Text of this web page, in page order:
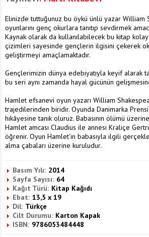
Elinizde tuttuğunuz bu öykü ünlü yazar William
oyunlarını genç okurlara tanıtıp sevdirmek
Kaynak olarak da kullanılabilecek bu kitap
çizimleri sayesinde gençlerin ilgisini çekerek
geliştirmeyi amaçlamaktadır.
Gençlerimizin dünya edebiyatıyla keyif alarak
bu seri aynı zamanda hayal gücünün
Hamlet efsanevi oyun yazarı William
trajedilerinden biridir. Oyunda Danimarka
hikâyesine tanık oluruz. Babasının ölümü
Hamlet amcası Claudius ile annesi Kraliçe
öğrenir. Oyun Hamlet'in babasıyla ilgili
alma çabaları üzerine kuruludur.
Basım Yılı: 2014
Sayfa Sayısı: 64
Kağıt Türü: Kitap Kağıdı
Ebat: 13,5 x 19
Dil: Türkçe
Cilt Durumu: Karton Kapak
ISBN: 9786053484448